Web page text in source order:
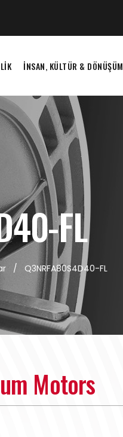
İNSAN, KÜLTÜR & DÖNÜŞÜM
FL
/ Q3NRFA80S4D40-FL
Motors